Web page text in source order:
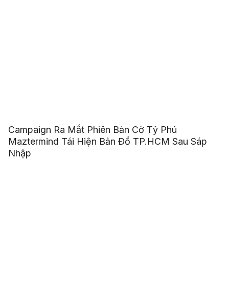
Campaign Ra Mắt Phiên Bản Cờ Tỷ Phú
Maztermind Tái Hiện Bản Đồ TP.HCM Sau Sáp
Nhập